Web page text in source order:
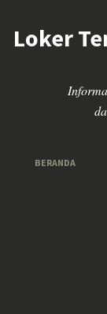
Loker
BERANDA